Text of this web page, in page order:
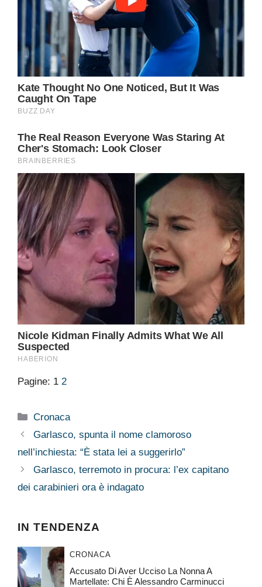
Pagine: 1 2
Categorie
Cronaca
Garlasco, spunta il nome clamoroso
nell’inchiesta: “È stata lei a suggerirlo”
Garlasco, terremoto in procura: l’ex capitano
dei carabinieri ora è indagato
IN TENDENZA
CRONACA
Accusato Di Aver Ucciso La Nonna A
Martellate: Chi È Alessandro Carminucci